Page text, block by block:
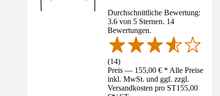
Durchschnittliche Bewertung:
3.6 von 5 Sternen. 14
Bewertungen.
(14)
Preis — 155,00 € * Alle Preise
inkl. MwSt. und ggf. zzgl.
Versandkosten pro ST155,00